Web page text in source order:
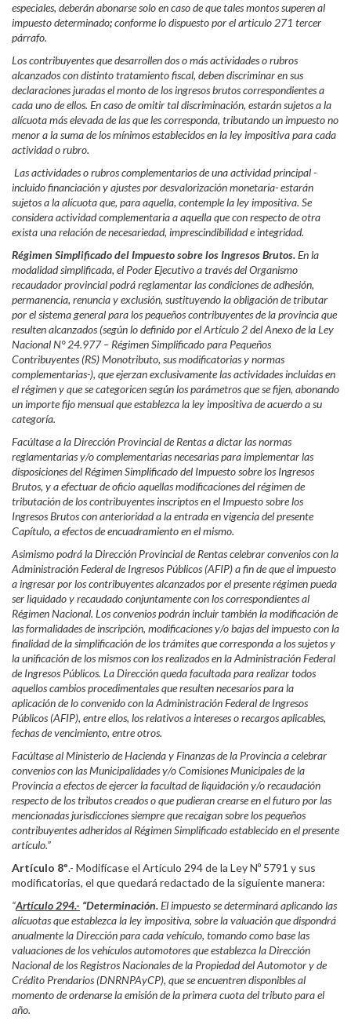
especiales, deberán abonarsesolo en caso de que tales montos superen al
impuesto determinado;conforme lo dispuesto por el articulo 271 tercer
párrafo.
Los contribuyentes que desarrollen dos o más actividades o rubros
alcanzados con distinto tratamiento fiscal, deben discriminar en sus
declaraciones juradas el monto de los ingresos brutos correspondientes a
cada uno de ellos. En caso de omitir tal discriminación, estarán sujetos a la
alícuota más elevada de las que les corresponda, tributando un impuesto no
menor a la suma de los mínimos establecidos en la ley impositiva para cada
actividad o rubro.
Las actividades o rubros complementarios de una actividad principal -
incluido financiación y ajustes por desvalorización monetaria- estarán
sujetos a la alícuota que, para aquella, contemple la ley impositiva. Se
considera actividad complementaria a aquella que con respecto de otra
exista una relación de necesariedad, imprescindibilidad e integridad.
Régimen Simplificado del Impuesto sobre los Ingresos Brutos.En la
modalidad simplificada, el Poder Ejecutivo a través del Organismo
recaudador provincial podrá reglamentar las condiciones de adhesión,
permanencia, renuncia y exclusión, sustituyendo la obligación de tributar
por el sistema general para los pequeños contribuyentes de la provincia que
resulten alcanzados (según lo definido por el Artículo 2 del Anexo de la Ley
Nacional N° 24.977 – Régimen Simplificado para Pequeños
Contribuyentes (RS) Monotributo, sus modificatorias y normas
complementarias-), que ejerzan exclusivamente las actividades incluidas en
el régimen y que se categoricen según los parámetros que se fijen, abonando
un importe fijo mensual que establezca la ley impositiva de acuerdo a su
categoría.
Facúltase a la Dirección Provincial de Rentas a dictar las normas
reglamentarias y/o complementarias necesarias para implementar las
disposiciones del Régimen Simplificado del Impuesto sobre los Ingresos
Brutos, y a efectuar de oficio aquellas modificaciones del régimen de
tributación de los contribuyentes inscriptos en el Impuesto sobre los
Ingresos Brutos con anterioridad a la entrada en vigencia del presente
Capítulo, a efectos de encuadramiento en el mismo.
Asimismo podrá la Dirección Provincial de Rentas celebrar convenios con la
Administración Federal de Ingresos Públicos (AFIP) a fin de que el impuesto
a ingresar por los contribuyentes alcanzados por el presente régimen pueda
ser liquidado y recaudado conjuntamente con los correspondientes al
Régimen Nacional. Los convenios podrán incluir también la modificación de
las formalidades de inscripción, modificaciones y/o bajas del impuesto con la
finalidad de la simplificación de los trámites que corresponda a los sujetos y
la unificación de los mismos con los realizados en la Administración Federal
de Ingresos Públicos. La Dirección queda facultada para realizar todos
aquellos cambios procedimentales que resulten necesarios para la
aplicación de lo convenido con la Administración Federal de Ingresos
Públicos (AFIP), entre ellos, los relativos a intereses o recargos aplicables,
fechas de vencimiento, entre otros.
Facúltase al Ministerio de Hacienda y Finanzas de la Provincia a celebrar
convenios con las Municipalidades y/o Comisiones Municipales de la
Provincia a efectos de ejercer la facultad de liquidación y/o recaudación
respecto de los tributos creados o que pudieran crearse en el futuro por las
mencionadas jurisdicciones siempre que recaigan sobre los pequeños
contribuyentes adheridos al Régimen Simplificado establecido en el presente
artículo.”
Artículo 8º.- Modifícase el Artículo 294 de la Ley Nº 5791 y sus
modificatorias, el que quedará redactado de la siguiente manera:
“Artículo 294.- “Determinación.El impuesto se determinará aplicando las
alícuotas que establezca la ley impositiva, sobre la valuación que dispondrá
anualmente la Dirección para cada vehículo, tomando como base las
valuaciones de los vehículos automotores que establezca la Dirección
Nacional de los Registros Nacionales de la Propiedad del Automotor y de
Crédito Prendarios (DNRNPAyCP), que se encuentren disponibles al
momento de ordenarse la emisión de la primera cuota del tributo para el
año.